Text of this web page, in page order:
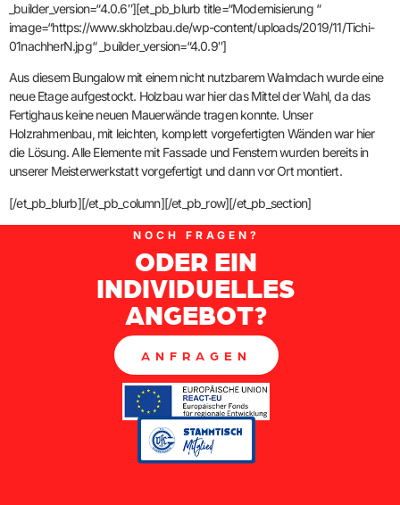
_builder_version=“4.0.6″][et_pb_blurb title=“Modernisierung “
image=“https://www.skholzbau.de/wp-content/uploads/2019/11/Tichi-
01nachherN.jpg“ _builder_version=“4.0.9″]
Aus diesem Bungalow mit einem nicht nutzbarem Walmdach wurde eine
neue Etage aufgestockt. Holzbau war hier das Mittel der Wahl, da das
Fertighaus keine neuen Mauerwände tragen konnte. Unser
Holzrahmenbau, mit leichten, komplett vorgefertigten Wänden war hier
die Lösung. Alle Elemente mit Fassade und Fenstern wurden bereits in
unserer Meisterwerkstatt vorgefertigt und dann vor Ort montiert.
[/et_pb_blurb][/et_pb_column][/et_pb_row][/et_pb_section]
NOCH FRAGEN?
ODER EIN
INDIVIDUELLES
ANGEBOT?
ANFRAGEN